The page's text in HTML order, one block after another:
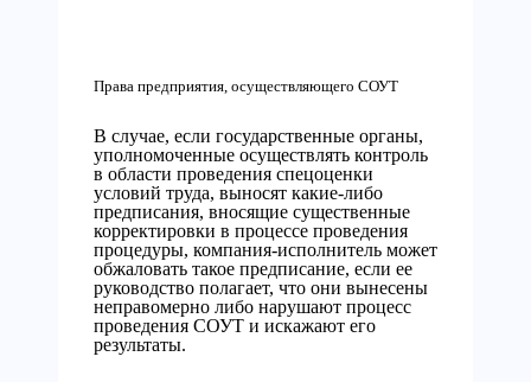
Права предприятия, осуществляющего СОУТ
В случае, если государственные органы,
уполномоченные осуществлять контроль
в области проведения спецоценки
условий труда, выносят какие-либо
предписания, вносящие существенные
корректировки в процессе проведения
процедуры, компания-исполнитель может
обжаловать такое предписание, если ее
руководство полагает, что они вынесены
неправомерно либо нарушают процесс
проведения СОУТ и искажают его
результаты.